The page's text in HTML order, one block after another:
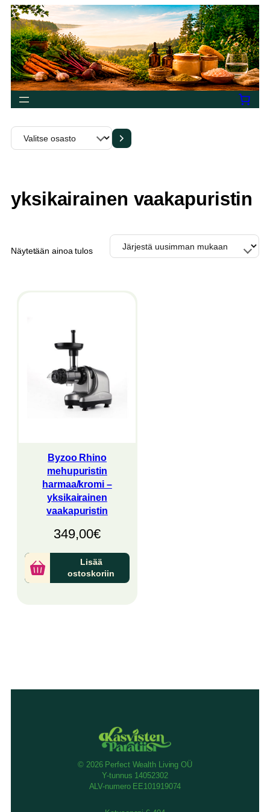
Siirry
sisältöön
Valitse
osasto
yksikairainen vaakapuristin
Näytetään ainoa tulos
Byzoo Rhino
mehupuristin
harmaa/kromi –
yksikairainen
vaakapuristin
349,00€
Lisää
ostoskoriin
© 2026 Perfect Wealth Living OÜ
Y-tunnus 14052302
ALV-numero EE101919074